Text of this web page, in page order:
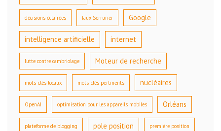
décisions éclairées faux Serrurier Google
intelligence artificielle internet
lutte contre cambriolage Moteur de recherche
mots-clés locaux mots-clés pertinents nucléaires
OpenAI optimisation pour les appareils mobiles Orléans
plateforme de blogging pole position première position